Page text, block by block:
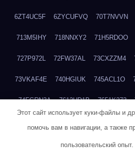
6ZT4UC5F 6ZYCUFVQ 70T7NVVN
713M5IHY 718NNXY2 71H5RDOO
727P972L 72FW37AL 73CXZZM4
73VKAF4E 740HGIUK 745ACL1O
74FGRN3A 7612HD1B 7651K273
780FZHSV
Этот сайт использует куки-файлы и
помочь вам в навигации, а также
пользовательский опыт.